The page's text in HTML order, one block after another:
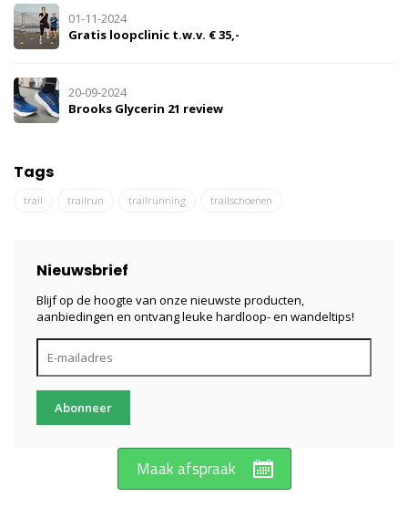
01-11-2024
Gratis loopclinic t.w.v. € 35,-
20-09-2024
Brooks Glycerin 21 review
Tags
trail trailrun trailrunning trailschoenen
Nieuwsbrief
Blijf op de hoogte van onze nieuwste producten,
aanbiedingen en ontvang leuke hardloop- en wandeltips!
Abonneer
Maak afspraak